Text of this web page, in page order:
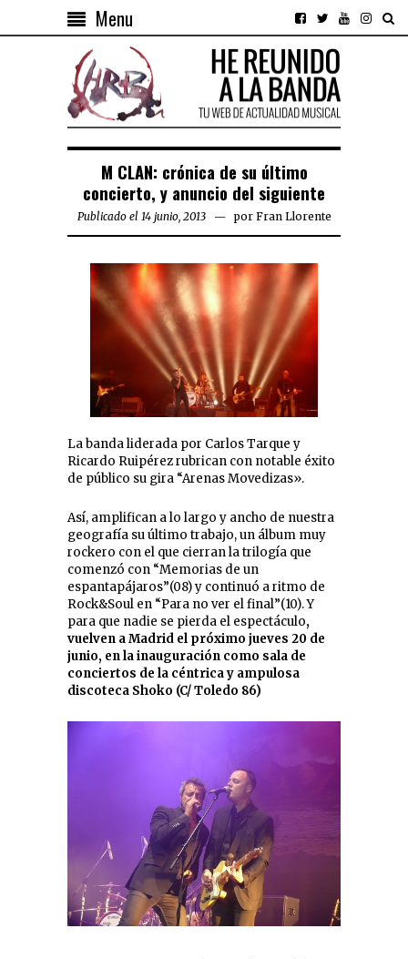
Menu
M CLAN: crónica de su último
concierto, y anuncio del siguiente
Publicado el 14 junio, 2013 por Fran Llorente
La banda liderada por Carlos Tarque y
Ricardo Ruipérez rubrican con notable éxito
de público su gira “Arenas Movedizas».
Así, amplifican a lo largo y ancho de nuestra
geografía su último trabajo, un álbum muy
rockero con el que cierran la trilogía que
comenzó con “Memorias de un
espantapájaros”(08) y continuó a ritmo de
Rock&Soul en “Para no ver el final”(10). Y
para que nadie se pierda el espectáculo,
vuelven a Madrid el próximo jueves 20 de
junio, en la inauguración como sala de
conciertos de la céntrica y ampulosa
discoteca Shoko (C/ Toledo 86)